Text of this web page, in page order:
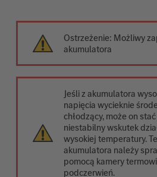
Ostrzeżenie: Możliwy
akumulatora
Jeśli z akumulatora
napięcia wycieknie
chłodzący, może on
niestabilny wskutek
wysokiej temperatury.
akumulatora należy
pomocą kamery
podczerwień.